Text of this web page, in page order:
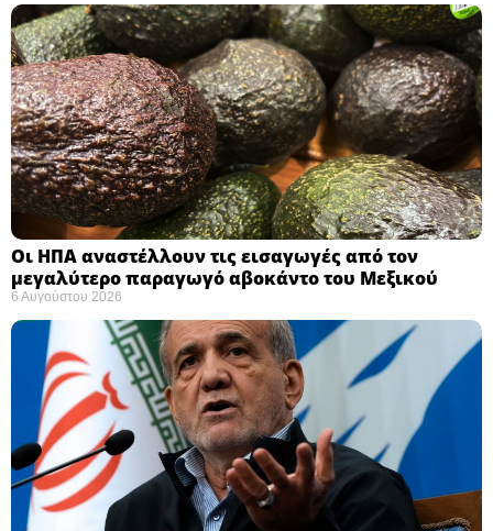
Οι ΗΠΑ αναστέλλουν τις εισαγωγές από τον
μεγαλύτερο παραγωγό αβοκάντο του Μεξικού ​
6 Αυγούστου 2026